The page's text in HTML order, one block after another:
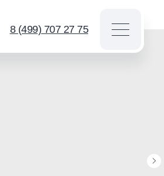
8 (499) 707 27 75
Звездочки